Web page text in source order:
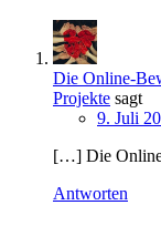
Die Online-
Projekte sagt
9. Juli
[…] Die
Antworten